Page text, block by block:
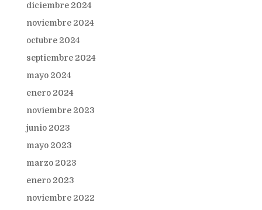
diciembre 2024
noviembre 2024
octubre 2024
septiembre 2024
mayo 2024
enero 2024
noviembre 2023
junio 2023
mayo 2023
marzo 2023
enero 2023
noviembre 2022